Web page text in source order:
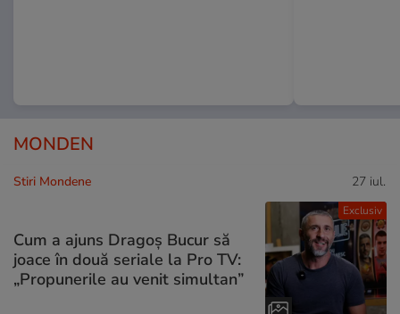
MONDEN
Exclusiv
Stiri Mondene 27 iul.
Cum a ajuns Dragoș Bucur să
joace în două seriale la Pro TV:
„Propunerile au venit simultan”